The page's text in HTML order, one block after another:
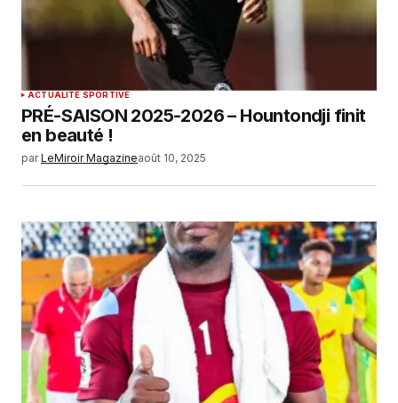
ACTUALITÉ SPORTIVE
PRÉ-SAISON 2025-2026 – Hountondji finit
en beauté !
par LeMiroir Magazineaoût 10, 2025